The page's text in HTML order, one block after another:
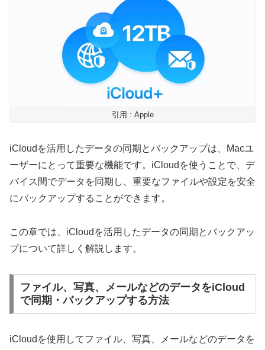
引用 : Apple
iCloudを活用したデータの同期とバックアップは、Macユ
ーザーにとって重要な機能です。iCloudを使うことで、デ
バイス間でデータを同期し、重要なファイルや設定を安全
にバックアップすることができます。
この章では、iCloudを活用したデータの同期とバックアッ
プについて詳しく解説します。
ファイル、写真、メールなどのデータをiCloud
で同期・バックアップする方法
iCloudを使用してファイル、写真、メールなどのデータを